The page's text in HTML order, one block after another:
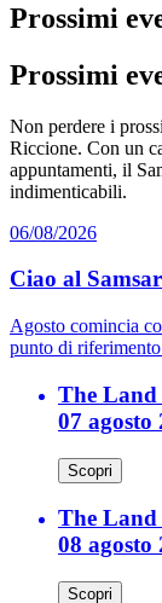
Prossimi
Prossimi
Non perdere i
Riccione. Con un
appuntamenti, il
indimenticabili.
06/08/2026
Ciao al
Agosto comincia
punto di
The Land
07 agosto
Scopri
The Land
08 agosto
Scopri